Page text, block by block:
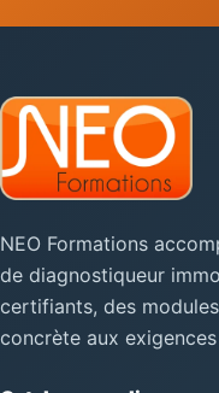
NEO Formations
de diagnostiqueur
certifiants, des
concrète aux